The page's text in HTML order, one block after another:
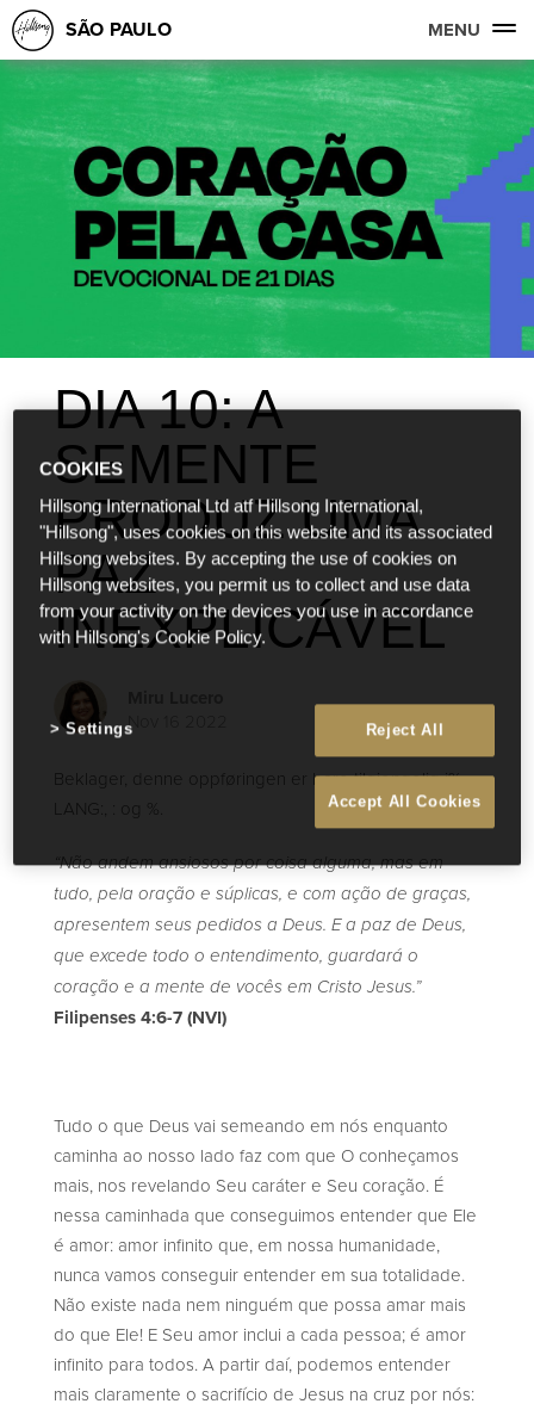
SÃO PAULO MENU
DIA 10: A
SEMENTE
PRODUZ UMA
PAZ
INEXPLICÁVEL
Nov 16 2022
Beklager, denne oppføringen er bare tilgjengelig i%
LANG:, : og %.
“Não andem ansiosos por coisa alguma, mas em
tudo, pela oração e súplicas, e com ação de graças,
apresentem seus pedidos a Deus. E a paz de Deus,
que excede todo o entendimento, guardará o
coração e a mente de vocês em Cristo Jesus.”
Filipenses 4:6-7 (NVI)
Tudo o que Deus vai semeando em nós enquanto
caminha ao nosso lado faz com que O conheçamos
mais, nos revelando Seu caráter e Seu coração. É
nessa caminhada que conseguimos entender que Ele
é amor: amor infinito que, em nossa humanidade,
nunca vamos conseguir entender em sua totalidade.
Não existe nada nem ninguém que possa amar mais
do que Ele! E Seu amor inclui a cada pessoa; é amor
infinito para todos. A partir daí, podemos entender
mais claramente o sacrifício de Jesus na cruz por nós:
COOKIES
Hillsong International Ltd atf Hillsong International,
"Hillsong", uses cookies on this website and its associated
Hillsong websites. By accepting the use of cookies on
Hillsong websites, you permit us to collect and use data
from your activity on the devices you use in accordance
with Hillsong's Cookie Policy.
Reject All
Accept All Cookies
Settings